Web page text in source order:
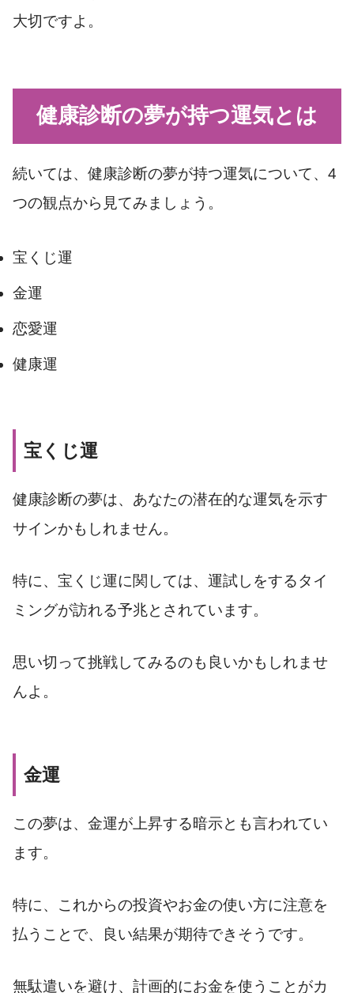
大切ですよ。
健康診断の夢が持つ運気とは
続いては、健康診断の夢が持つ運気について、4
つの観点から見てみましょう。
宝くじ運
金運
恋愛運
健康運
宝くじ運
健康診断の夢は、あなたの潜在的な運気を示す
サインかもしれません。
特に、宝くじ運に関しては、運試しをするタイ
ミングが訪れる予兆とされています。
思い切って挑戦してみるのも良いかもしれませ
んよ。
金運
この夢は、金運が上昇する暗示とも言われてい
ます。
特に、これからの投資やお金の使い方に注意を
払うことで、良い結果が期待できそうです。
無駄遣いを避け、計画的にお金を使うことがカ